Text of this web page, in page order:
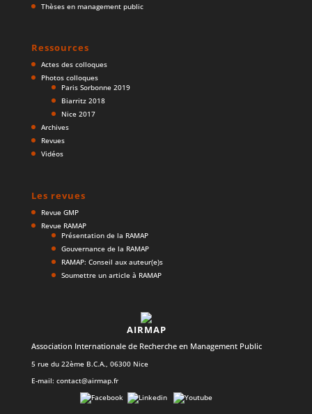
Thèses en management public
Ressources
Actes des colloques
Photos colloques
Paris Sorbonne 2019
Biarritz 2018
Nice 2017
Archives
Revues
Vidéos
Les revues
Revue GMP
Revue RAMAP
Présentation de la RAMAP
Gouvernance de la RAMAP
RAMAP: Conseil aux auteur(e)s
Soumettre un article à RAMAP
AIRMAP
Association Internationale de Recherche en Management Public
5 rue du 22ème B.C.A., 06300 Nice
E-mail: contact@airmap.fr